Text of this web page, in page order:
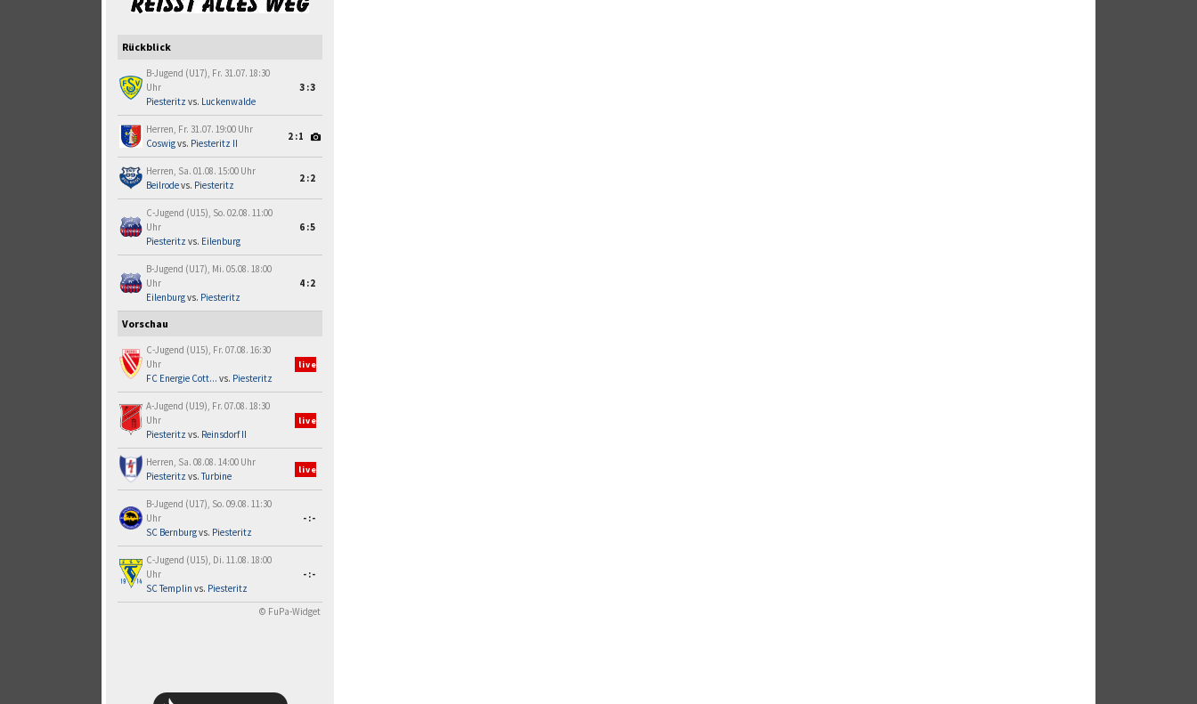
Rückblick
B-Jugend (U17), Fr. 31.07. 18:30
Uhr
Piesteritz vs. Luckenwalde
3:3
Herren, Fr. 31.07. 19:00 Uhr
Coswigvs. Piesteritz II
2:1
Herren, Sa. 01.08. 15:00 Uhr
Beilrodevs. Piesteritz
2:2
C-Jugend (U15), So. 02.08. 11:00
Uhr
Piesteritz vs. Eilenburg
6:5
B-Jugend (U17), Mi. 05.08. 18:00
Uhr
Eilenburgvs. Piesteritz
4:2
Vorschau
C-Jugend (U15), Fr. 07.08. 16:30
Uhr
FC Energie Cott... vs. Piesteritz
live
A-Jugend (U19), Fr. 07.08. 18:30
Uhr
Piesteritz vs. Reinsdorf II
live
Herren, Sa. 08.08. 14:00 Uhr
Piesteritz vs.Turbine
live
B-Jugend (U17), So. 09.08. 11:30
Uhr
SC Bernburgvs. Piesteritz
-:-
C-Jugend (U15), Di. 11.08. 18:00
Uhr
SC Templin vs. Piesteritz
-:-
© FuPa-Widget